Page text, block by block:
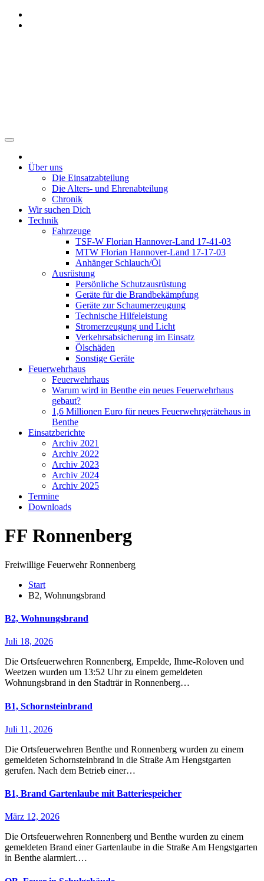
Zum
Inhalt
Über uns
Die Einsatzabteilung
Die Alters- und Ehrenabteilung
Chronik
Wir suchen Dich
Technik
Fahrzeuge
TSF-W Florian Hannover-Land 17-41-03
MTW Florian Hannover-Land 17-17-03
Anhänger Schlauch/Öl
Ausrüstung
Persönliche Schutzausrüstung
Geräte für die Brandbekämpfung
Geräte zur Schaumerzeugung
Technische Hilfeleistung
Stromerzeugung und Licht
Verkehrsabsicherung im Einsatz
Ölschäden
Sonstige Geräte
Feuerwehrhaus
Feuerwehrhaus
Warum wird in Benthe ein neues Feuerwehrhaus
gebaut?
1,6 Millionen Euro für neues Feuerwehrgerätehaus in
Benthe
Einsatzberichte
Archiv 2021
Archiv 2022
Archiv 2023
Archiv 2024
Archiv 2025
Termine
Downloads
FF Ronnenberg
Freiwillige Feuerwehr Ronnenberg
Start
B2, Wohnungsbrand
B2, Wohnungsbrand
Juli 18, 2026
Die Ortsfeuerwehren Ronnenberg, Empelde, Ihme-Roloven und
Weetzen wurden um 13:52 Uhr zu einem gemeldeten
Wohnungsbrand in den Stadträr in Ronnenberg…
B1, Schornsteinbrand
Juli 11, 2026
Die Ortsfeuerwehren Benthe und Ronnenberg wurden zu einem
gemeldeten Schornsteinbrand in die Straße Am Hengstgarten
gerufen. Nach dem Betrieb einer…
B1, Brand Gartenlaube mit Batteriespeicher
März 12, 2026
Die Ortsfeuerwehren Ronnenberg und Benthe wurden zu einem
gemeldeten Brand einer Gartenlaube in die Straße Am Hengstgarten
in Benthe alarmiert.…